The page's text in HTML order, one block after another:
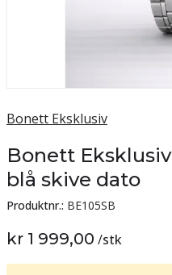
Bonett Eksklusiv
Bonett
blå skive dato
Produktnr.: BE105SB
kr 1 999,00 /stk